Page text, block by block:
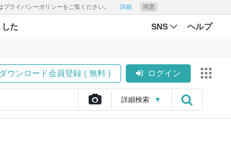
ライバシーポリシーをご覧ください。 詳細 同意
た SNS ヘルプ
ダウンロード会員登録 ( 無料 ) ログイン
詳細検索 ▼